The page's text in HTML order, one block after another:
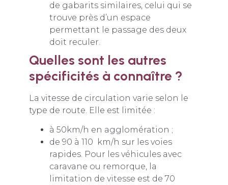
de gabarits similaires, celui qui se
trouve près d’un espace
permettant le passage des deux
doit reculer.
Quelles sont les autres
spécificités à connaître ?
La vitesse de circulation varie selon le
type de route. Elle est limitée :
à 50km/h en agglomération ;
de 90 à 110 km/h sur les voies
rapides. Pour les véhicules avec
caravane ou remorque, la
limitation de vitesse est de 70